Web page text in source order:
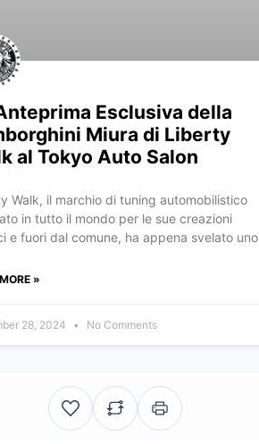
Esclusiva della
Miura di Liberty
al Tokyo Auto Salon
Walk, il marchio di tuning automobilistico
in tutto il mondo per le sue creazioni
e fuori dal comune, ha appena svelato uno
»
28, 2024 No Comments